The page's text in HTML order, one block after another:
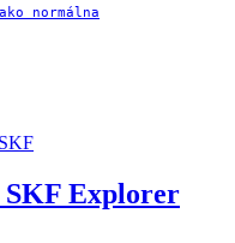
normálna
SKF
SKF Explorer